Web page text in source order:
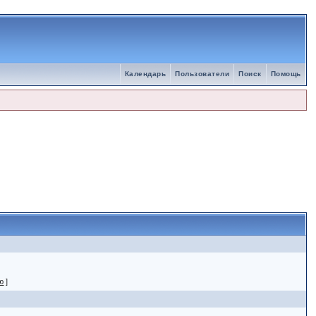
Помощь
Поиск
Пользователи
Календарь
]